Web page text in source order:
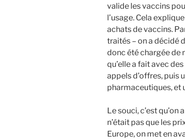
valide les vaccins
l’usage. Cela
achats de vaccins.
traités – on a décidé
donc été chargée de
qu’elle a fait avec
appels d’offres, puis
pharmaceutiques, et
Le souci, c’est
n’était pas que les
Europe, on met en